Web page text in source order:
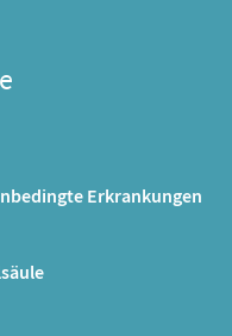
Erkrankungen